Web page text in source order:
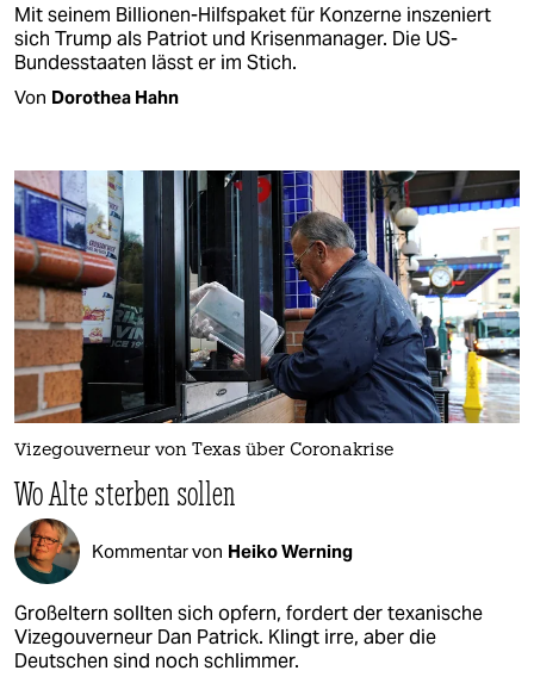
Mit seinem Billionen-Hilfspaket für Konzerne inszeniert
sich Trump als Patriot und Krisenmanager. Die US-
Bundesstaaten lässt er im Stich.
Von Dorothea Hahn
Vizegouverneur von Texas über Coronakrise
Wo Alte sterben sollen
Kommentar von Heiko Werning
Großeltern sollten sich opfern, fordert der texanische
Vizegouverneur Dan Patrick. Klingt irre, aber die
Deutschen sind noch schlimmer.